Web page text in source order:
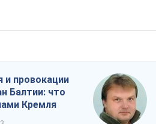
и провокации
Балтии: что
Кремля